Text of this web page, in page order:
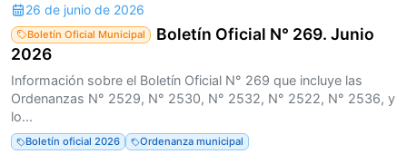
26 de junio de 2026
Boletín Oficial Municipal
Boletín Oficial N° 269. Junio
2026
Información sobre el Boletín Oficial N° 269 que incluye las
Ordenanzas N° 2529, N° 2530, N° 2532, N° 2522, N° 2536, y
lo...
Boletín oficial 2026 Ordenanza municipal